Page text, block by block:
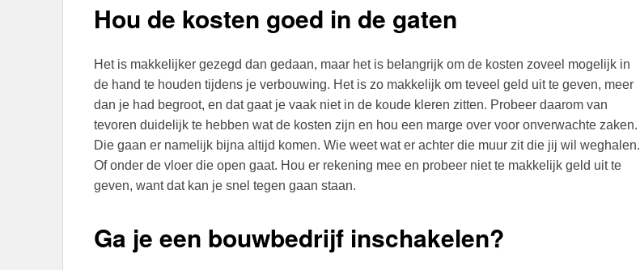
Hou de kosten goed in de gaten
Het is makkelijker gezegd dan gedaan, maar het is belangrijk om de kosten zoveel mogelijk in
de hand te houden tijdens je verbouwing. Het is zo makkelijk om teveel geld uit te geven, meer
dan je had begroot, en dat gaat je vaak niet in de koude kleren zitten. Probeer daarom van
tevoren duidelijk te hebben wat de kosten zijn en hou een marge over voor onverwachte zaken.
Die gaan er namelijk bijna altijd komen. Wie weet wat er achter die muur zit die jij wil weghalen.
Of onder de vloer die open gaat. Hou er rekening mee en probeer niet te makkelijk geld uit te
geven, want dat kan je snel tegen gaan staan.
Ga je een bouwbedrijf inschakelen?